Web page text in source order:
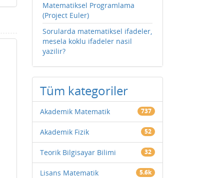
Matematiksel Programlama
(Project Euler)
Sorularda matematiksel ifadeler,
mesela koklu ifadeler nasil
yazilir?
Tüm kategoriler
Akademik Matematik 737
Akademik Fizik 52
Teorik Bilgisayar Bilimi 32
Lisans Matematik 5.6k